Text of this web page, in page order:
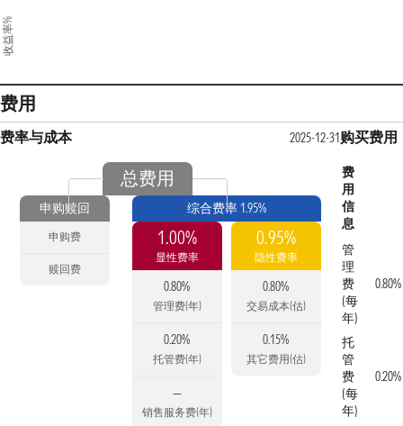
收益率%
费用
费率与成本 2025-12-31
总费用
申购赎回
申购费
赎回费
综合费率 1.95%
1.00%
显性费率
0.80%
管理费(年)
0.20%
托管费(年)
—
销售服务费(年)
0.95%
隐性费率
0.80%
交易成本(估)
0.15%
其它费用(估)
购买费用
费
用
信
息
管
理
费
(每
年)
0.80%
托
管
费
(每
年)
0.20%